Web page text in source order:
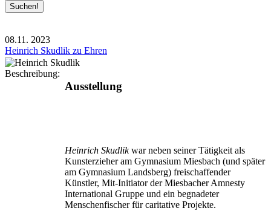
08.11. 2023
Heinrich Skudlik zu Ehren
Beschreibung:
Ausstellung
Heinrich Skudlikwar neben seiner Tätigkeit als
Kunsterzieher am Gymnasium Miesbach (und später
am Gymnasium Landsberg) freischaffender
Künstler, Mit-Initiator der Miesbacher Amnesty
International Gruppe und ein begnadeter
Menschenfischer für caritative Projekte.